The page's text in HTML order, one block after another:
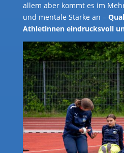
allem aber kommt es im
und mentale Stärke an –
Athletinnen eindrucksvoll